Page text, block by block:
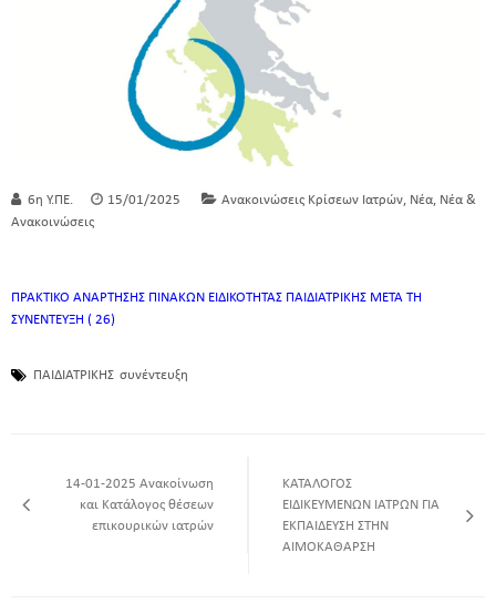
6η Υ.ΠΕ. 15/01/2025 Ανακοινώσεις Κρίσεων Ιατρών, Νέα, Νέα &
Ανακοινώσεις
ΠΡΑΚΤΙΚΟ ΑΝΑΡΤΗΣΗΣ ΠΙΝΑΚΩΝ ΕΙΔΙΚΟΤΗΤΑΣ ΠΑΙΔΙΑΤΡΙΚΗΣ ΜΕΤΑ ΤΗ
ΣΥΝΕΝΤΕΥΞΗ ( 26)
ΠΑΙΔΙΑΤΡΙΚΗΣ συνέντευξη
14-01-2025 Ανακοίνωση
και Κατάλογος θέσεων
επικουρικών ιατρών
KATAΛΟΓΟΣ
ΕΙΔΙΚΕΥΜΕΝΩΝ ΙΑΤΡΩΝ ΓΙΑ
ΕΚΠΑΙΔΕΥΣΗ ΣΤΗΝ
ΑΙΜΟΚΑΘΑΡΣΗ